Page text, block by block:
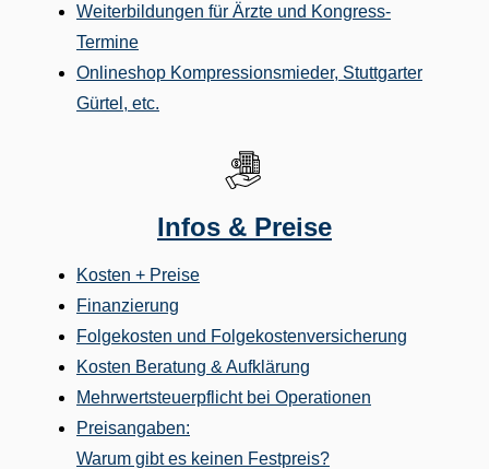
Weiterbildungen für Ärzte und Kongress-
Termine
Onlineshop Kompressionsmieder, Stuttgarter
Gürtel, etc.
Infos & Preise
Kosten + Preise
Finanzierung
Folgekosten und Folgekostenversicherung
Kosten Beratung & Aufklärung
Mehrwertsteuerpflicht bei Operationen
Preisangaben:
Warum gibt es keinen Festpreis?